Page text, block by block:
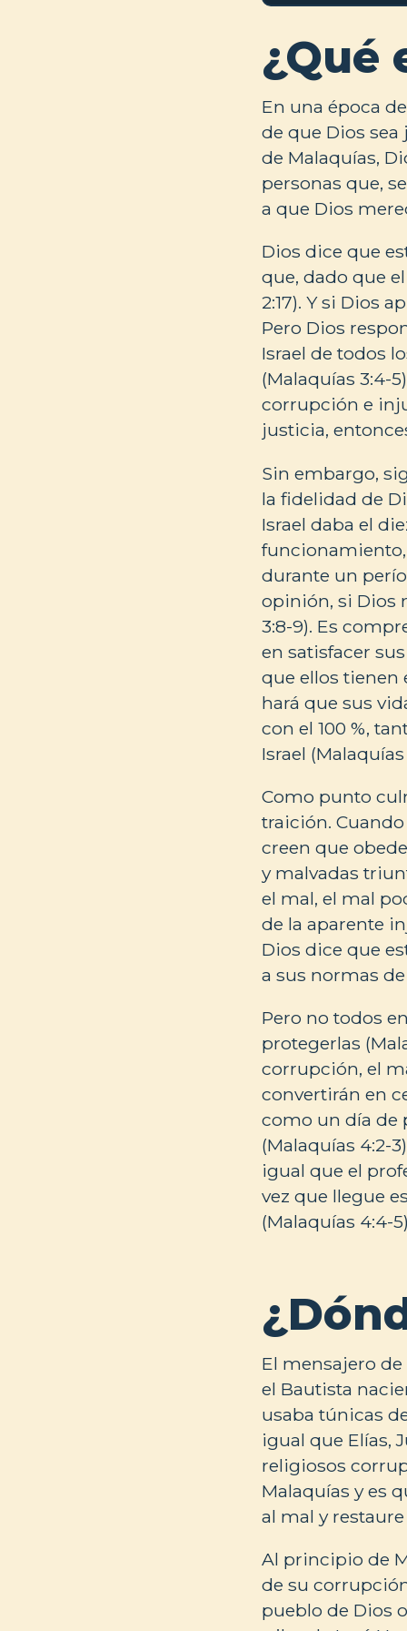
¿Qué
En una época
de que Dios sea
de Malaquías,
personas que,
a que Dios
Dios dice que
que, dado que
2:17). Y si Dios
Pero Dios
Israel de todos
(Malaquías 3:4-
corrupción e
justicia,
Sin embargo,
la fidelidad de
Israel daba el
funcionamiento,
durante un
opinión, si Dios
3:8-9). Es
en satisfacer
que ellos tienen
hará que sus
con el 100 %,
Israel (Malaquías
Como punto
traición.
creen que
y malvadas
el mal, el mal
de la aparente
Dios dice que
a sus normas
Pero no todos
protegerlas
corrupción, el
convertirán en
como un día de
(Malaquías 4:2-
igual que el
vez que llegue
(Malaquías 4:4-
El mensajero
el Bautista
usaba túnicas
igual que Elías,
religiosos
Malaquías y es
al mal y restaure
Al principio de
de su
pueblo de Dios